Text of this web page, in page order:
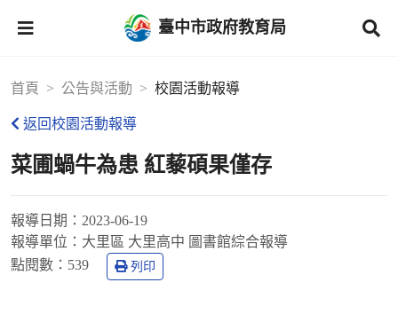
臺中市政府教育局
首頁 公告與活動 校園活動報導
返回校園活動報導
菜圃蝸牛為患 紅藜碩果僅存
報導日期： 2023-06-19
報導單位： 大里區 大里高中 圖書館綜合報導
點閱數： 539 列印